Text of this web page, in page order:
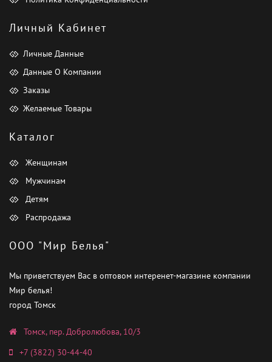
Личный Кабинет
Личные Данные
Данные О Компании
Заказы
Желаемые Товары
Каталог
Женщинам
Мужчинам
Детям
Распродажа
ООО "Мир Белья"
Мы приветствуем Вас в оптовом интеренет-магазине компании
Мир белья!
город Томск
Томск, пер. Добролюбова, 10/3
+7 (3822) 30-44-40